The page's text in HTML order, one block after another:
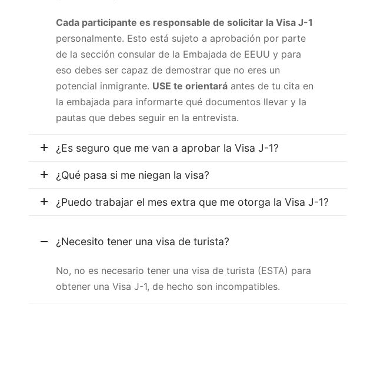
Cada participante es responsable de solicitar la Visa J-1
personalmente. Esto está sujeto a aprobación por parte
de la sección consular de la Embajada de EEUU y para
eso debes ser capaz de demostrar que no eres un
potencial inmigrante. USE te orientará antes de tu cita en
la embajada para informarte qué documentos llevar y la
pautas que debes seguir en la entrevista.
¿Es seguro que me van a aprobar la Visa J-1?
¿Qué pasa si me niegan la visa?
¿Puedo trabajar el mes extra que me otorga la Visa J-1?
¿Necesito tener una visa de turista?
No, no es necesario tener una visa de turista (ESTA) para
obtener una Visa J-1, de hecho son incompatibles.